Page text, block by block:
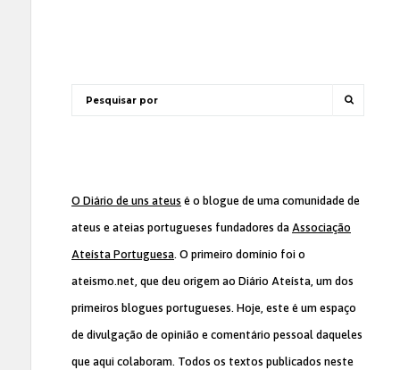
O Diário de uns ateus é o blogue de uma comunidade de
ateus e ateias portugueses fundadores da Associação
Ateísta Portuguesa. O primeiro domínio foi o
ateismo.net, que deu origem ao Diário Ateísta, um dos
primeiros blogues portugueses. Hoje, este é um espaço
de divulgação de opinião e comentário pessoal daqueles
que aqui colaboram. Todos os textos publicados neste